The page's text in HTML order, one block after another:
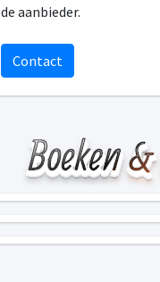
de aanbieder.
Contact